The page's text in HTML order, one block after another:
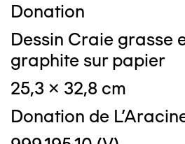
Donation
Dessin Craie grasse
graphite sur papier
25,3 x 32,8 cm
Donation de